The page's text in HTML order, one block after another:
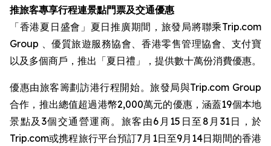
推旅客專享行程連景點門票及交通優惠
「香港夏日盛會」夏日推廣期間，旅發局將聯乘Trip.com
Group 、優質旅遊服務協會、香港零售管理協會、支付寶
以及多個商戶，推出「夏日禮」，提供數十萬份消費優惠。
優惠由旅客籌劃訪港行程開始。旅發局與Trip.com Group
合作，推出總值超過港幣2,000萬元的優惠，涵蓋19個本地
景點及3個交通營運商。旅客由6月15日至8月31日，於
Trip.com或携程旅行平台預訂7月1日至9月14日期間的香港